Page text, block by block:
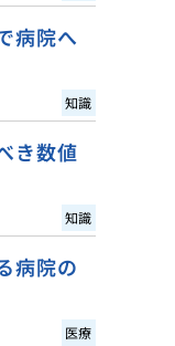
病院へ
知識
き数値
知識
病院の
医療